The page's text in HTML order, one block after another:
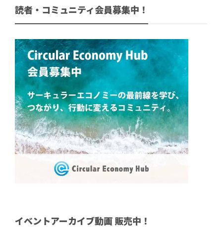
読者・コミュニティ会員募集中！
イベントアーカイブ動画 販売中！